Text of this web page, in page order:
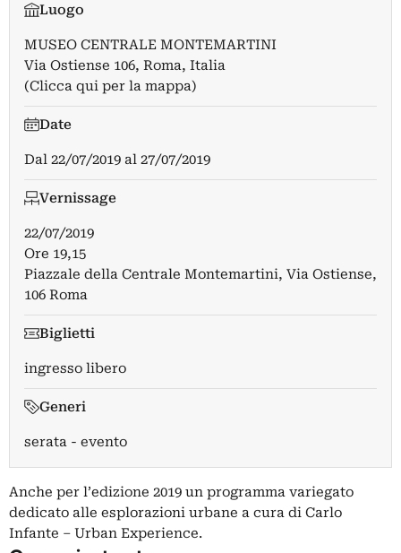
Luogo
MUSEO CENTRALE MONTEMARTINI
Via Ostiense 106, Roma, Italia
(Clicca qui per la mappa)
Date
Dal 22/07/2019 al 27/07/2019
Vernissage
22/07/2019
Ore 19,15
Piazzale della Centrale Montemartini, Via Ostiense,
106 Roma
Biglietti
ingresso libero
Generi
serata - evento
Anche per l’edizione 2019 un programma variegato
dedicato alle esplorazioni urbane a cura di Carlo
Infante – Urban Experience.